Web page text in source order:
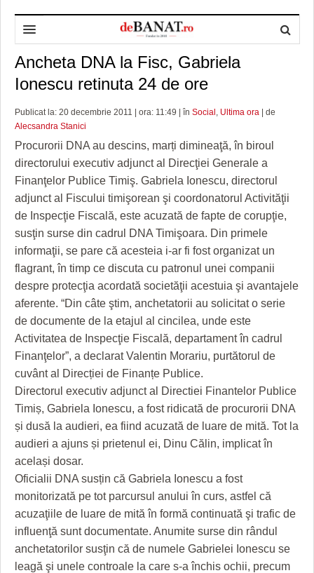
HOME
DESPRE NOI
REDACȚIA DEBANAT
POLITICA DE COOKIES
ADMINISTRAȚIE
PRIMĂRIA TIMIŞOARA
CONSILIUL JUDEŢEAN TIMIŞ
POLITICĂ
POLITICA
SPORT
FOTBAL JUDETEAN
ALTE SPORTURI
DOSARELE DEBANAT
ETICA LUCIDITĂȚII ASISTATE
JURNAL DE CAMPANIE
ZÂMBETE AMARE
GRĂDINA TAICII DOMNULUI
ZIARISTU’ DE TERASĂ
CU OIŞTEA-N KIERKEGAARD
FINANŢĂRI DE LA A LA Z
PE SURSE
TIMP LIBER ȘI CULTURĂ
TIMP LIBER
ULTRAMARIN VA RECOMANDA
CULTURA
CRONICĂ DE FILM
UNDE MERGEM
FILME DOCUMENTARE
CLIPURI VIDEO
JOCURI ONLINE
ECONOMIC
AFACERI
SĂNĂTATE
MAI MULTE
ACCIDENTE
ANUNŢURI
INFO SI UTILE
CULTURA
INVATAMANT
JUSTITIE
FILME DOCUMENTARE
CLIPURI VIDEO
JOCURI ONLINE
Ancheta DNA la Fisc, Gabriela
Ionescu retinuta 24 de ore
Publicat la: 20 decembrie 2011 | ora: 11:49 | în Social , Ultima ora | de
Alecsandra Stanici
Procurorii DNA au descins, marți dimineaţă, în biroul
directorului executiv adjunct al Direcţiei Generale a
Finanţelor Publice Timiş. Gabriela Ionescu, directorul
adjunct al Fiscului timişorean şi coordonatorul Activităţii
de Inspecţie Fiscală, este acuzată de fapte de corupţie,
susţin surse din cadrul DNA Timişoara. Din primele
informaţii, se pare că acesteia i-ar fi fost organizat un
flagrant, în timp ce discuta cu patronul unei companii
despre protecţia acordată societăţii acestuia şi avantajele
aferente. “Din câte ştim, anchetatorii au solicitat o serie
de documente de la etajul al cincilea, unde este
Activitatea de Inspecţie Fiscală, departament în cadrul
Finanţelor”, a declarat Valentin Morariu, purtătorul de
cuvânt al Direcției de Finanțe Publice.
Directorul executiv adjunct al Directiei Finantelor Publice
Timiș, Gabriela Ionescu, a fost ridicată de procurorii DNA
și dusă la audieri, ea fiind acuzată de luare de mită. Tot la
audieri a ajuns și prietenul ei, Dinu Călin, implicat în
același dosar.
Oficialii DNA susțin că Gabriela Ionescu a fost
monitorizată pe tot parcursul anului în curs, astfel că
acuzaţiile de luare de mită în formă continuată şi trafic de
influenţă sunt documentate. Anumite surse din rândul
anchetatorilor susţin că de numele Gabrielei Ionescu se
leagă şi unele controale la care s-a închis ochii, precum